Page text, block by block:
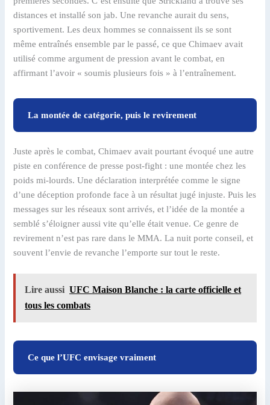
distances et installé son jab. Une revanche aurait du sens,
sportivement. Les deux hommes se connaissent ils se sont
même entraînés ensemble par le passé, ce que Chimaev avait
utilisé comme argument de pression avant le combat, en
affirmant l’avoir « soumis plusieurs fois » à l’entraînement.
La montée de catégorie, puis le revirement
Juste après le combat, Chimaev avait pourtant évoqué une autre
piste en conférence de presse post-fight : une montée chez les
poids mi-lourds. Une déclaration interprétée comme le signe
d’une déception profonde face à un résultat jugé injuste. Puis les
messages sur les réseaux sont arrivés, et l’idée de la montée a
semblé s’éloigner aussi vite qu’elle était venue. Ce genre de
revirement n’est pas rare dans le MMA. La nuit porte conseil, et
souvent l’envie de revanche l’emporte sur tout le reste.
Lire aussi UFC Maison Blanche : la carte officielle et
tous les combats
Ce que l’UFC envisage vraiment